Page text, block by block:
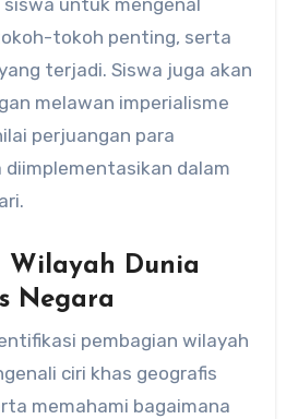
tokoh penting, serta
terjadi. Siswa juga akan
melawan imperialisme
perjuangan para
diimplementasikan dalam
Wilayah Dunia
Negara
pembagian wilayah
ciri khas geografis
memahami bagaimana